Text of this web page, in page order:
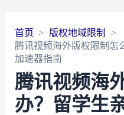
首页
版权地域限制
腾讯视频海外版权限制怎
加速器指南
腾讯视频海
办？留学生